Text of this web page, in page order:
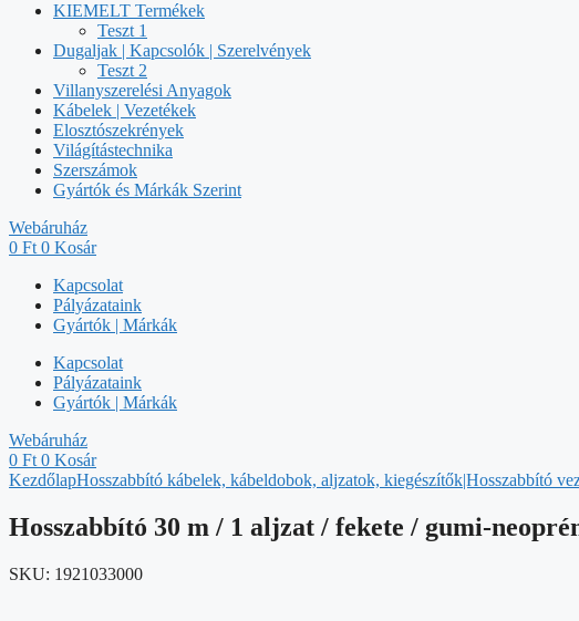
KIEMELT Termékek
Teszt 1
Dugaljak | Kapcsolók | Szerelvények
Teszt 2
Villanyszerelési Anyagok
Kábelek | Vezetékek
Elosztószekrények
Világítástechnika
Szerszámok
Gyártók és Márkák Szerint
Webáruház
0 Ft 0 Kosár
Kapcsolat
Pályázataink
Gyártók | Márkák
Kapcsolat
Pályázataink
Gyártók | Márkák
Webáruház
0 Ft 0 Kosár
KezdőlapHosszabbító kábelek, kábeldobok, aljzatok, kiegészítők|Hosszabbító
Hosszabbító 30 m / 1 aljzat / fekete / gumi-
SKU: 1921033000